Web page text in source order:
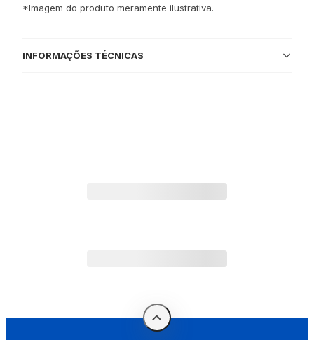
*Imagem do produto meramente ilustrativa.
INFORMAÇÕES TÉCNICAS